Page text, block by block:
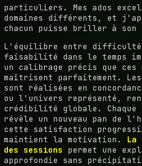
particuliers. Mes ados
domaines différents, et
chacun puisse briller à son
L'équilibre entre difficulté
faisabilité dans le temps
un calibrage précis que ces
maîtrisent parfaitement.
sont réalisées en
ou l'univers représenté,
crédibilité globale. Chaque
révèle un nouveau pan de
cette satisfaction
maintient la motivation. La
des sessions permet une
approfondie sans